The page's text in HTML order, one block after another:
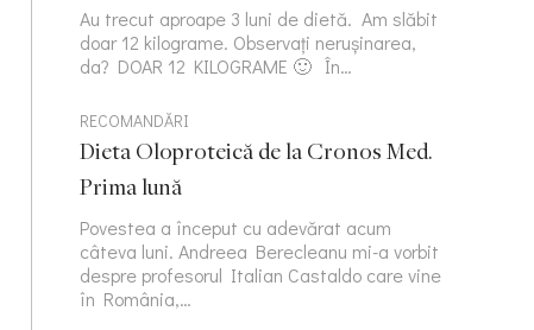
Au trecut aproape 3 luni de dietă. Am slăbit
doar 12 kilograme. Observați nerușinarea,
da? DOAR 12 KILOGRAME 🙂 În…
RECOMANDĂRI
Dieta Oloproteică de la Cronos Med.
Prima lună
Povestea a început cu adevărat acum
câteva luni. Andreea Berecleanu mi-a vorbit
despre profesorul Italian Castaldo care vine
în România,…